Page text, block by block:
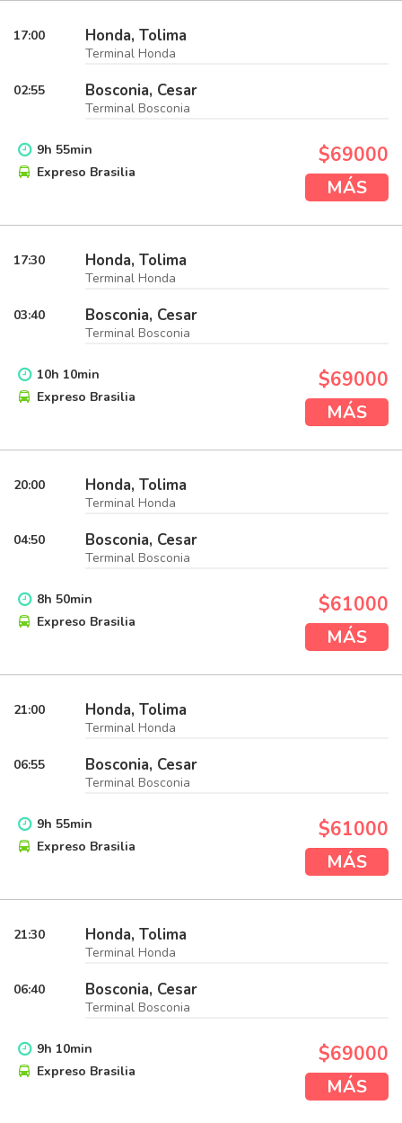
17:00 Honda, Tolima
Terminal Honda
02:55 Bosconia, Cesar
Terminal Bosconia
9h 55min
Expreso Brasilia
$69000
MÁS
17:30 Honda, Tolima
Terminal Honda
03:40 Bosconia, Cesar
Terminal Bosconia
10h 10min
Expreso Brasilia
$69000
MÁS
20:00 Honda, Tolima
Terminal Honda
04:50 Bosconia, Cesar
Terminal Bosconia
8h 50min
Expreso Brasilia
$61000
MÁS
21:00 Honda, Tolima
Terminal Honda
06:55 Bosconia, Cesar
Terminal Bosconia
9h 55min
Expreso Brasilia
$61000
MÁS
21:30 Honda, Tolima
Terminal Honda
06:40 Bosconia, Cesar
Terminal Bosconia
9h 10min
Expreso Brasilia
$69000
MÁS